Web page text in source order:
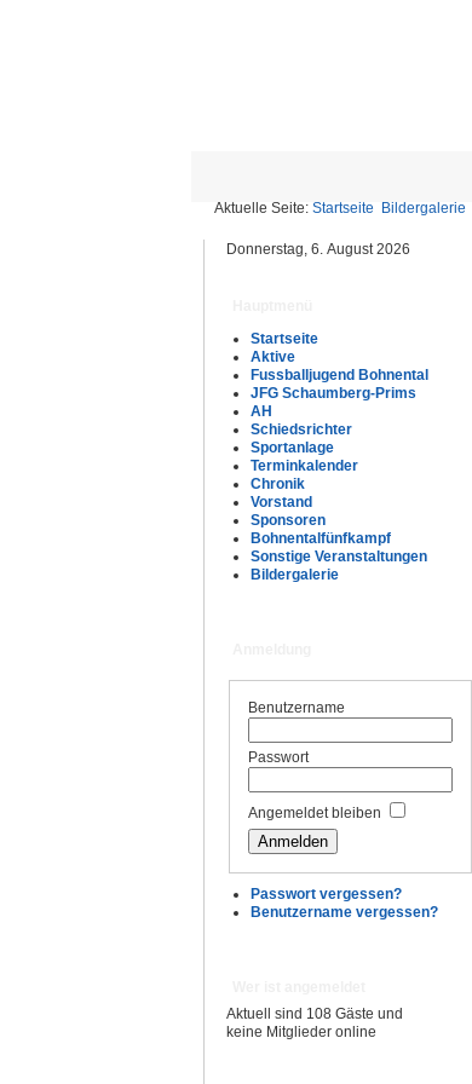
Aktuelle Seite: Startseite Bildergalerie
Donnerstag, 6. August 2026
Startseite
Aktive
Fussballjugend Bohnental
JFG Schaumberg-Prims
AH
Schiedsrichter
Sportanlage
Terminkalender
Chronik
Vorstand
Sponsoren
Bohnentalfünfkampf
Sonstige Veranstaltungen
Bildergalerie
Benutzername
Passwort
Angemeldet bleiben
Passwort vergessen?
Benutzername vergessen?
Aktuell sind 108 Gäste und
keine Mitglieder online